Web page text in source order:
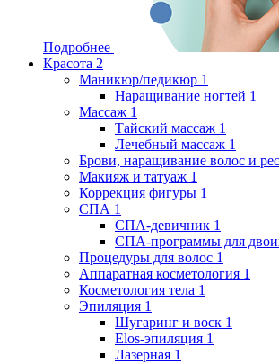
Подробнее
Красота 2
Маникюр/педикюр 1
Наращивание ногтей 1
Массаж 1
Тайский массаж 1
Лечебный массаж 1
Брови, наращивание волос и
Макияж и татуаж 1
Коррекция фигуры 1
СПА 1
СПА-девичник 1
СПА-программы для
Процедуры для волос 1
Аппаратная косметология 1
Косметология тела 1
Эпиляция 1
Шугаринг и воск 1
Elos-эпиляция 1
Лазерная 1